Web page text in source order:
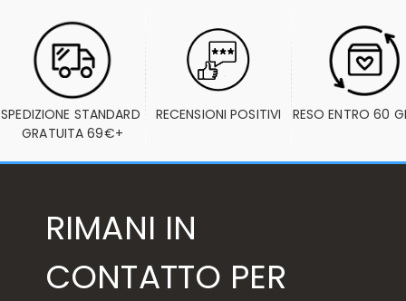
SPEDIZIONE STANDARD
GRATUITA 69€+
RECENSIONI POSITIVI RESO ENTRO 60
RIMANI IN
CONTATTO PER